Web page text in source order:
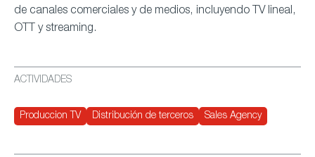
de canales comerciales y de medios, incluyendo TV lineal,
OTT y streaming.
ACTIVIDADES
Produccion TV Distribución de terceros Sales Agency